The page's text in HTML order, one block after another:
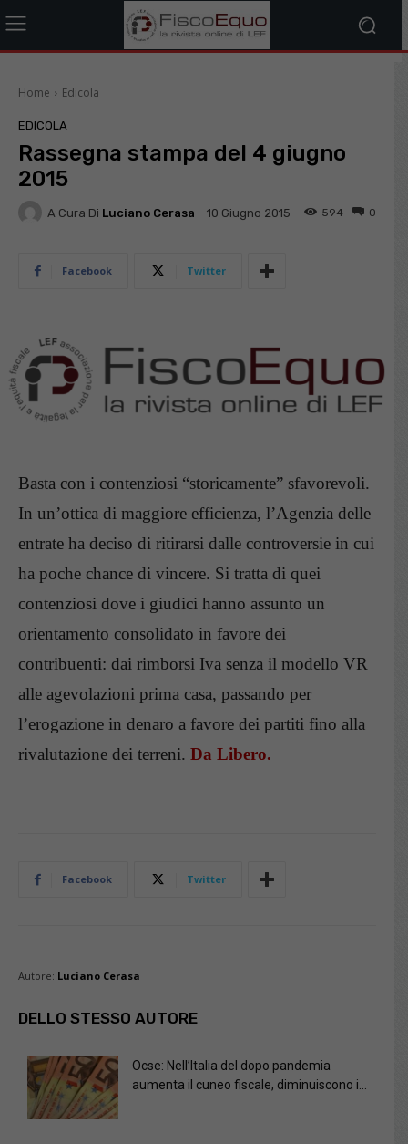
Home Edicola
EDICOLA
Rassegna stampa del 4 giugno
2015
A Cura Di Luciano Cerasa 10 Giugno 2015 0
594
Facebook Twitter
Basta con i contenziosi “storicamente” sfavorevoli.
In un’ottica di maggiore efficienza, l’Agenzia delle
entrate ha deciso di ritirarsi dalle controversie in cui
ha poche chance di vincere. Si tratta di quei
contenziosi dove i giudici hanno assunto un
orientamento consolidato in favore dei
contribuenti: dai rimborsi Iva senza il modello VR
alle agevolazioni prima casa, passando per
l’erogazione in denaro a favore dei partiti fino alla
rivalutazione dei terreni. Da Libero.
Facebook Twitter
Autore: Luciano Cerasa
DELLO STESSO AUTORE
Ocse: Nell’Italia del dopo pandemia
aumenta il cuneo fiscale, diminuiscono i...